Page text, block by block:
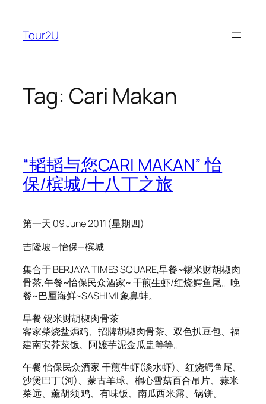
content
Tour2U
Tag: Cari Makan
“韬韬与您CARI MAKAN” 怡
保/槟城/十八丁之旅
第一天 09 June 2011 (星期四)
吉隆坡—怡保—槟城
集合于 BERJAYA TIMES SQUARE,早餐~锡米财胡椒肉
骨茶,午餐~怡保民众酒家~ 干煎生虾/红烧鳄鱼尾。晚
餐~巴厘海鲜~SASHIMI 象鼻蚌。
早餐 锡米财胡椒肉骨茶
客家柴烧盐焗鸡、招牌胡椒肉骨茶、双色扒豆包、福
建南安芥菜饭、阿嬤芋泥金瓜盅等等。
午餐 怡保民众酒家 干煎生虾(淡水虾)、红烧鳄鱼尾、
沙煲巴丁(河)、蒙古羊球、榈心雪菇百合吊片、蒜米
菜远、薰胡须 鸡、有味饭、南瓜西米露、锅饼。